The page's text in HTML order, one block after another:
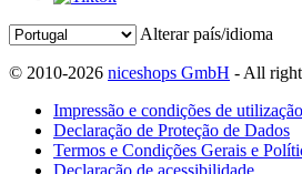
Alterar país/idioma
© 2010-2026 niceshops GmbH - All
Impressão e condições de utilização
Declaração de Proteção de Dados
Termos e Condições Gerais e